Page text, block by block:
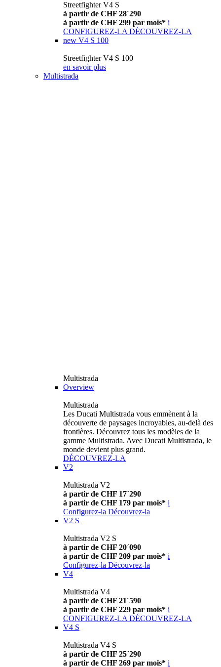
Streetfighter V4 S
à partir de CHF 28´290
à partir de CHF 299 par mois* i
CONFIGUREZ-LA DÉCOUVREZ-LA
new V4 S 100
Streetfighter V4 S 100
en savoir plus
Multistrada
Multistrada
Overview
Multistrada
Les Ducati Multistrada vous emmènent à la
découverte de paysages incroyables, au-delà des
frontières. Découvrez tous les modèles de la
gamme Multistrada. Avec Ducati Multistrada, le
monde devient plus grand.
DÉCOUVREZ-LA
V2
Multistrada V2
à partir de CHF 17´290
à partir de CHF 179 par mois* i
Configurez-la Découvrez-la
V2 S
Multistrada V2 S
à partir de CHF 20´090
à partir de CHF 209 par mois* i
Configurez-la Découvrez-la
V4
Multistrada V4
à partir de CHF 21´590
à partir de CHF 229 par mois* i
CONFIGUREZ-LA DÉCOUVREZ-LA
V4 S
Multistrada V4 S
à partir de CHF 25´290
à partir de CHF 269 par mois* i